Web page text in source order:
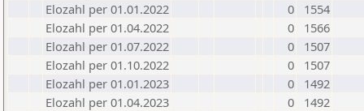
Elozahl per 01.01.2022
0
1554
Elozahl per 01.04.2022
0
1566
Elozahl per 01.07.2022
0
1507
Elozahl per 01.10.2022
0
1507
Elozahl per 01.01.2023
0
1492
Elozahl per 01.04.2023
0
1492